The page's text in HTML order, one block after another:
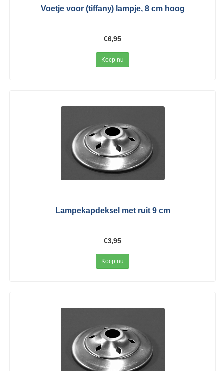
Voetje voor (tiffany) lampje, 8 cm hoog
€6,95
Koop nu
Lampekapdeksel met ruit 9 cm
€3,95
Koop nu